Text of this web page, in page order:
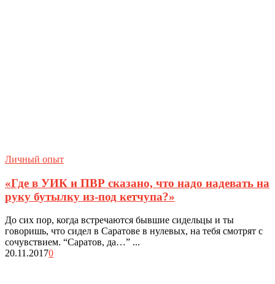
Личный опыт
«Где в УИК и ПВР сказано, что надо надевать на
руку бутылку из-под кетчупа?»
До сих пор, когда встречаются бывшие сидельцы и ты
говоришь, что сидел в Саратове в нулевых, на тебя смотрят с
сочувствием. “Саратов, да…” ...
20.11.20170